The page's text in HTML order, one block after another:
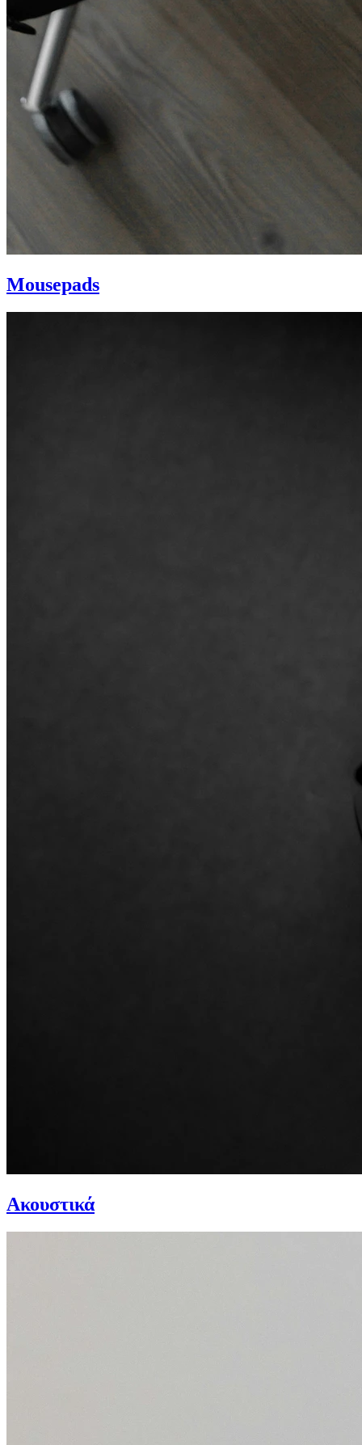
Mousepads
Ακουστικά